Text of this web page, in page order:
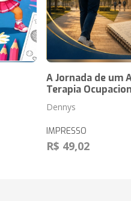
A Jornada de um
Terapia
Dennys
IMPRESSO
R$ 49,02